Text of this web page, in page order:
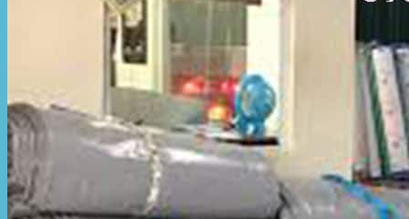
Hòa Phát Đạt
Giới thiệu Hòa Phát Đạt
Sản Phẩm Bạt Che Ngoài Trời
Bạt che nắng mưa
Bạt kéo ngoài trời
Bạt che tự cuốn
Bạt nhựa xanh cam
Bạt sọc 3 màu
Bạt nhựa giá rẻ
Bạt lót ao hồ